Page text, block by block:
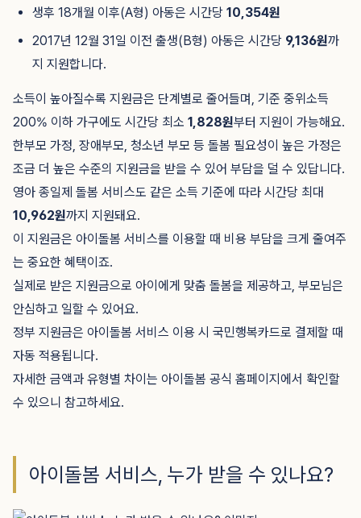
생후 18개월 이후(A형) 아동은 시간당 10,354원
2017년 12월 31일 이전 출생(B형) 아동은 시간당 9,136원까
지 지원합니다.
소득이 높아질수록 지원금은 단계별로 줄어들며, 기준 중위소득
200% 이하 가구에도 시간당 최소 1,828원부터 지원이 가능해요.
한부모 가정, 장애부모, 청소년 부모 등 돌봄 필요성이 높은 가정은
조금 더 높은 수준의 지원금을 받을 수 있어 부담을 덜 수 있답니다.
영아 종일제 돌봄 서비스도 같은 소득 기준에 따라 시간당 최대
10,962원까지 지원돼요.
이 지원금은 아이돌봄 서비스를 이용할 때 비용 부담을 크게 줄여주
는 중요한 혜택이죠.
실제로 받은 지원금으로 아이에게 맞춤 돌봄을 제공하고, 부모님은
안심하고 일할 수 있어요.
정부 지원금은 아이돌봄 서비스 이용 시 국민행복카드로 결제할 때
자동 적용됩니다.
자세한 금액과 유형별 차이는 아이돌봄 공식 홈페이지에서 확인할
수 있으니 참고하세요.
아이돌봄 서비스, 누가 받을 수 있나요?